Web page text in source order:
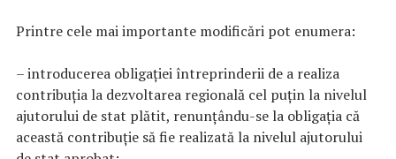
Printre cele mai importante modificări pot enumera:
– introducerea obligaţiei întreprinderii de a realiza
contribuţia la dezvoltarea regională cel puţin la nivelul
ajutorului de stat plătit, renunţându-se la obligaţia că
această contribuţie să fie realizată la nivelul ajutorului